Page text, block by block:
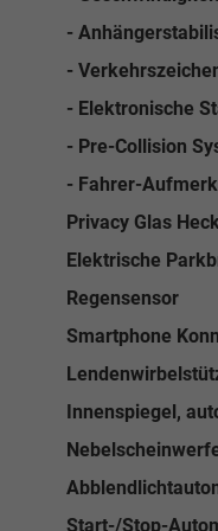
-
-
- Elektronische
- Pre-Collision
- Fahrer-
Privacy Glas
Elektrische
Regensensor
Smartphone
Innenspiegel,
Start-/Stop-